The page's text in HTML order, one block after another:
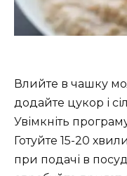
Влийте в чашку
додайте цукор і
Увімкніть
Готуйте 15-20
при подачі в